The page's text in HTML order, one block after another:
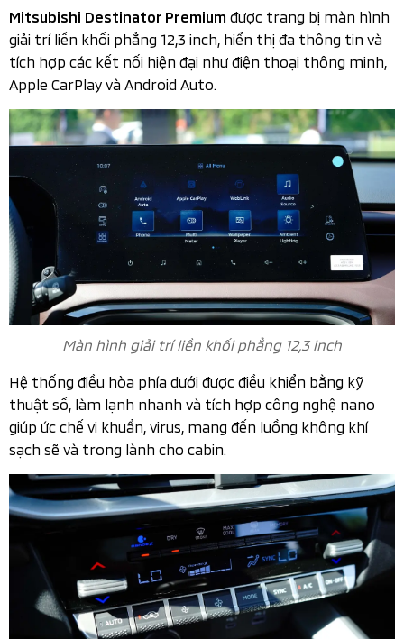
Mitsubishi Destinator Premium được trang bị màn hình
giải trí liền khối phẳng 12,3 inch, hiển thị đa thông tin và
tích hợp các kết nối hiện đại như điện thoại thông minh,
Apple CarPlay và Android Auto.
Màn hình giải trí liền khối phẳng 12,3 inch
Hệ thống điều hòa phía dưới được điều khiển bằng kỹ
thuật số, làm lạnh nhanh và tích hợp công nghệ nano
giúp ức chế vi khuẩn, virus, mang đến luồng không khí
sạch sẽ và trong lành cho cabin.